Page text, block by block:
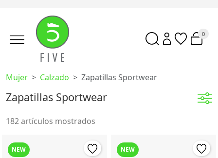
0
Mujer Calzado Zapatillas Sportwear
Zapatillas Sportwear
182 artículos mostrados
NEW NEW